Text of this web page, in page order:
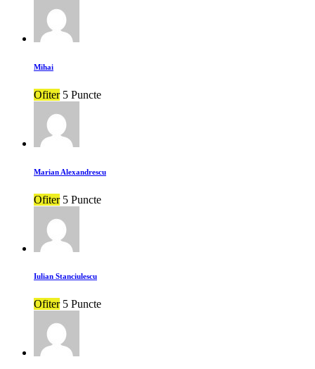
Mihai
Ofiter 5 Puncte
Marian Alexandrescu
Ofiter 5 Puncte
Iulian Stanciulescu
Ofiter 5 Puncte